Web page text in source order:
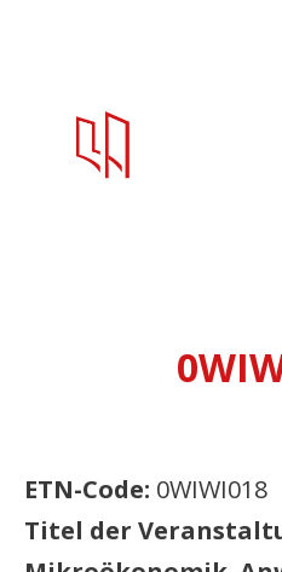
ETN-Code: 0WIWI018
Titel der